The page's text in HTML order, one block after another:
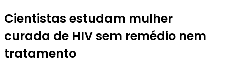
Cientistas estudam mulher
curada de HIV sem remédio nem
tratamento